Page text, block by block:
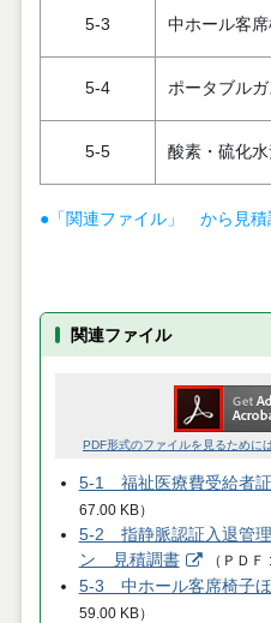
5-3 中ホール客
5-4 ポータブル
5-5 酸素・硫化
●「関連ファイル」 から見積
関連ファイル
PDF形式のファイルを見るために
5-1 福祉医療費受給者
67.00 KB）
5-2 指静脈認証入退管
ン 見積調書
（ ＰＤＦ
5-3 中ホール客席椅子
59.00 KB）